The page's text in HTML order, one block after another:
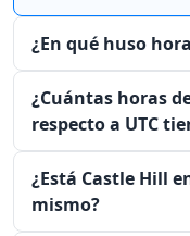
¿En qué huso
¿Cuántas horas
respecto a UTC
¿Está Castle Hill
mismo?